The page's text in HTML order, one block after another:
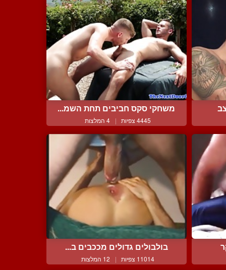
משחקי סקס חביבים תחת השמ...
4445 צפיות | 4 המלצות
בולבולים גדולים מככבים ב...
11014 צפיות | 12 המלצות